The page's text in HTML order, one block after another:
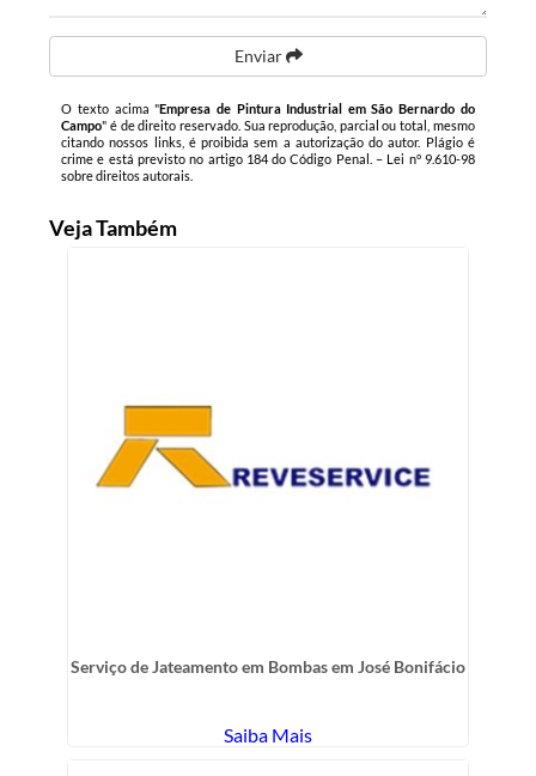
Enviar
O texto acima "Empresa de Pintura Industrial em São Bernardo do
Campo" é de direito reservado. Sua reprodução, parcial ou total, mesmo
citando nossos links, é proibida sem a autorização do autor. Plágio é
crime e está previsto no artigo 184 do Código Penal. – Lei n° 9.610-98
sobre direitos autorais
Veja Também
Serviço de Jateamento em Bombas em José Bonifácio
Saiba Mais